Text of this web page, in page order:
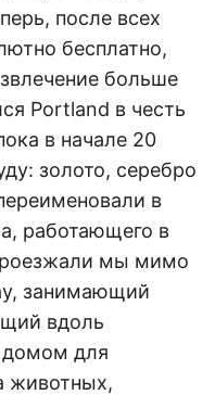
после всех
бесплатно,
больше
Portland в честь
в начале 20
золото, серебро
в
работающего в
мы мимо
занимающий
вдоль
для
животных,